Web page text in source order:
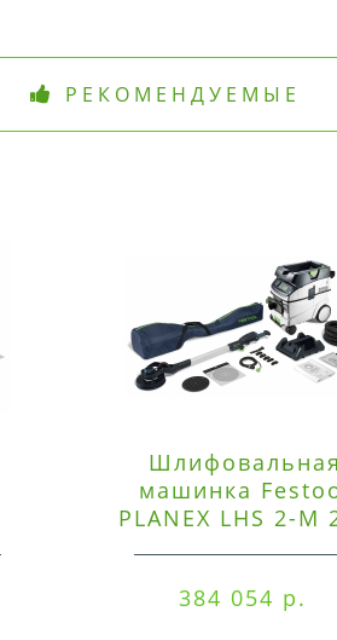
РЕКОМЕНДУЕМЫЕ
машинка
PLANEX LHS 2-M
384 054 р.